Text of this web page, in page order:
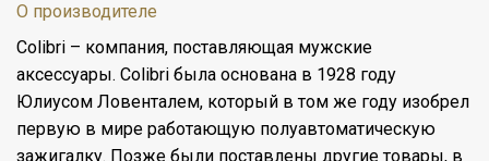
О производителе
Colibri – компания, поставляющая мужские
аксессуары. Colibri была основана в 1928 году
Юлиусом Ловенталем, который в том же году изобрел
первую в мире работающую полуавтоматическую
зажигалку. Позже были поставлены другие товары, в